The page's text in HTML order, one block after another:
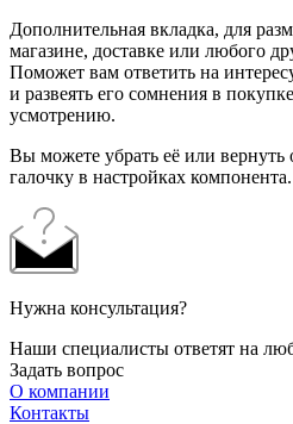
Дополнительная вкладка, для
магазине, доставке или любого
Поможет вам ответить на
и развеять его сомнения в
усмотрению.
Вы можете убрать её или вернуть
галочку в настройках
Нужна консультация?
Наши специалисты ответят на
Задать вопрос
О компании
Контакты